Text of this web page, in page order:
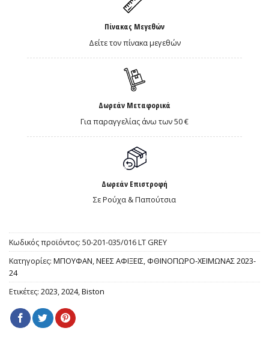
Πίνακας Μεγεθών
Δείτε τον πίνακα μεγεθών
Δωρεάν Μεταφορικά
Για παραγγελίας άνω των 50 €
Δωρεάν Επιστροφή
Σε Ρούχα & Παπούτσια
Κωδικός προϊόντος: 50-201-035/016 LT GREY
Κατηγορίες: ΜΠΟΥΦΑΝ,ΝΕΕΣ ΑΦΙΞΕΙΣ, ΦΘΙΝΟΠΩΡΟ-ΧΕΙΜΩΝΑΣ 2023-
24
Ετικέτες: 2023,2024,Biston